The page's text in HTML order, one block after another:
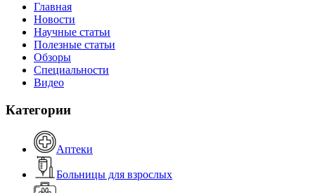
Главная
Новости
Научные статьи
Полезные статьи
Обзоры
Специальности
Видео
Категории
Аптеки
Больницы для взрослых